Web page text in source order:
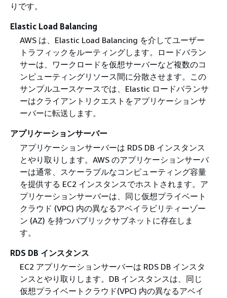
りです。
Elastic Load Balancing
AWS は、Elastic Load Balancing を介してユーザー
トラフィックをルーティングします。ロードバラン
サーは、ワークロードを仮想サーバーなど複数のコ
ンピューティングリソース間に分散させます。この
サンプルユースケースでは、Elastic ロードバランサ
ーはクライアントリクエストをアプリケーションサ
ーバーに転送します。
アプリケーションサーバー
アプリケーションサーバーは RDS DB インスタンス
とやり取りします。AWS のアプリケーションサーバ
ーは通常、スケーラブルなコンピューティング容量
を提供する EC2 インスタンスでホストされます。ア
プリケーションサーバーは、同じ仮想プライベート
クラウド (VPC) 内の異なるアベイラビリティーゾー
ン (AZ) を持つパブリックサブネットに存在しま
す。
RDS DB インスタンス
EC2 アプリケーションサーバーは RDS DB インスタ
ンスとやり取りします。DB インスタンスは、同じ
仮想プライベートクラウド(VPC) 内の異なるアベイ